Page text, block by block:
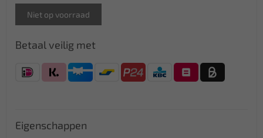
Niet op voorraad
Betaal veilig met
Eigenschappen